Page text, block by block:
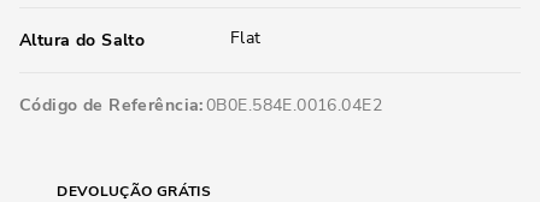
Altura do Salto Flat
Código de Referência 0B0E.584E.0016.04E2
DEVOLUÇÃO GRÁTIS